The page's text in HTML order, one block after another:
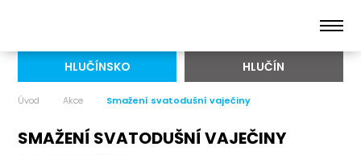
HLUČÍNSKO HLUČÍN
Úvod Akce Smažení svatodušní vaječiny
SMAŽENÍ SVATODUŠNÍ VAJEČINY